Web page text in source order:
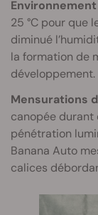
Environnement
25 °C pour que
diminué
la formation de
développement.
Mensurations
canopée durant
pénétration
Banana Auto
calices